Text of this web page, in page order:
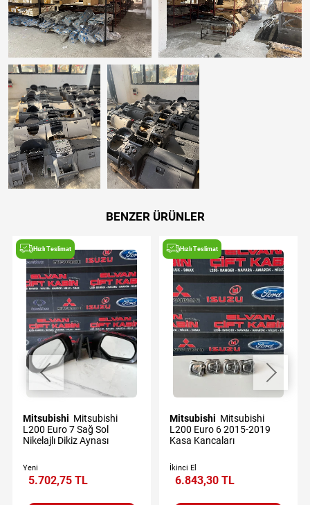
BENZER ÜRÜNLER
Hızlı Teslimat
Mitsubishi
L200 Euro 7 Sağ Sol
Nikelajlı Dikiz Aynası
Yeni
5.702,75 TL
Hızlı Teslimat
Mitsubishi
L200 Euro 6 2015-2019
Kasa Kancaları
İkinci El
6.843,30 TL